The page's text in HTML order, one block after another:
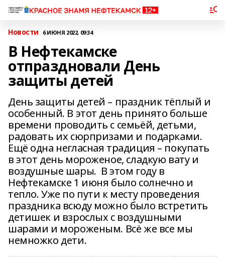
Новости 6 ИЮНЯ 2022, 09:34
В Нефтекамске
отпраздновали День
защиты детей
День защиты детей – праздник тёплый и
особенный. В этот день принято больше
времени проводить с семьёй, детьми,
радовать их сюрпризами и подарками.
Ещё одна негласная традиция – покупать
в этот день мороженое, сладкую вату и
воздушные шары. В этом году в
Нефтекамске 1 июня было солнечно и
тепло. Уже по пути к месту проведения
праздника всюду можно было встретить
детишек и взрослых с воздушными
шарами и мороженым. Всё же все мы
немножко дети.